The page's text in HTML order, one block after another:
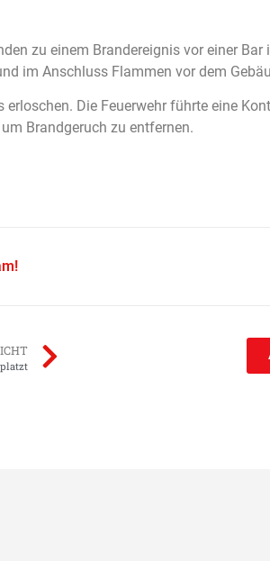
zu einem Brandereignis vor einer
im Anschluss Flammen vor dem
Die Feuerwehr führte eine
Brandgeruch zu entfernen.